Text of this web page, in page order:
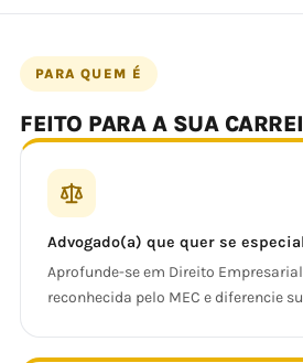
PARA QUEM É
FEITO PARA A SUA
Advogado(a) que quer se
Aprofunde-se em Direito
reconhecida pelo MEC e diferencie